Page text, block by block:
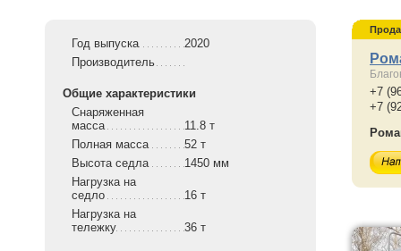
Год выпуска
2020
Производитель
Общие характеристики
Снаряженная
масса
11.8 т
Полная масса
52 т
Высота седла
1450 мм
Нагрузка на
седло
16 т
Нагрузка на
тележку
36 т
+7
+7